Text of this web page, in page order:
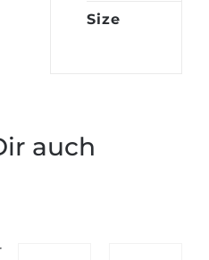
Size
auch